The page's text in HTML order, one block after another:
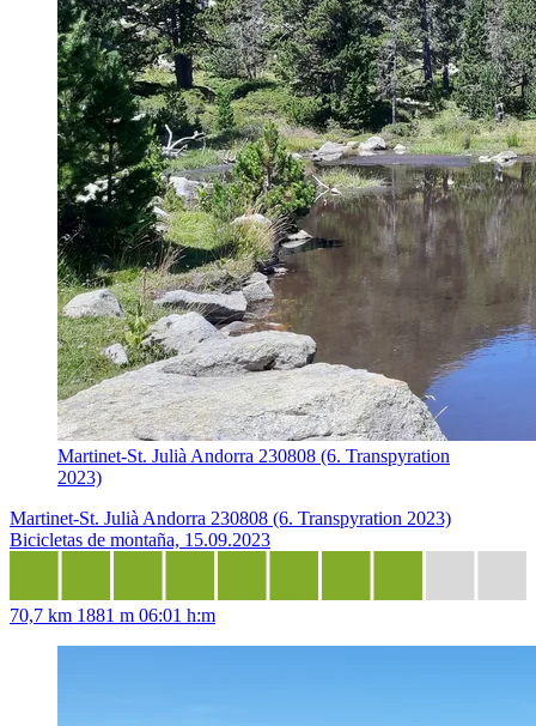
Martinet-St. Julià Andorra 230808 (6. Transpyration
2023)
Martinet-St. Julià Andorra 230808 (6. Transpyration 2023)
Bicicletas de montaña, 15.09.2023
70,7 km 1881 m 06:01 h:m